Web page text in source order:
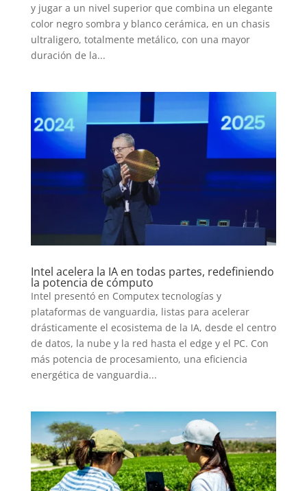
y jugar a un nivel superior que combina un elegante
color negro sombra y blanco cerámica, en un chasis
ultraligero, totalmente metálico, con una mayor
duración de la...
Intel acelera la IA en todas partes, redefiniendo
la potencia de cómputo
Intel presentó en Computex tecnologías y
plataformas de vanguardia, listas para acelerar
drásticamente el ecosistema de la IA, desde el centro
de datos, la nube y la red hasta el edge y el PC. Con
más potencia de procesamiento, una eficiencia
energética de vanguardia...